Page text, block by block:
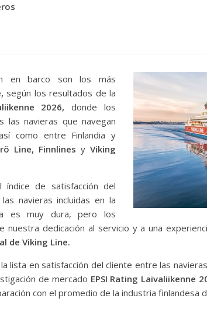
en barco son los más
según los resultados de la
2026,donde los
las navieras que navegan
como entre Finlandia y
Line, Finnlines y Viking
de satisfacción del
navieras incluidas en la
es muy dura, pero los
nuestra dedicación al servicio y a una
de Viking Line.
lista en satisfacción del cliente entre las
de mercado EPSI Rating Laivaliikenne
con el promedio de la industria finlandesa